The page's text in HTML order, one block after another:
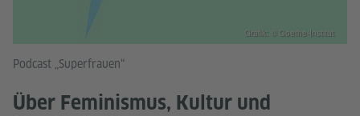
Podcast „Superfrauen“
Über Feminismus, Kultur und
Grafik: © Goethe-Institut